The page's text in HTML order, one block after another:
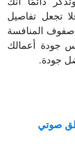
تجعل تفاصيل
صفوف المنافسة
جودة أعمالك
جودة.
صوتي